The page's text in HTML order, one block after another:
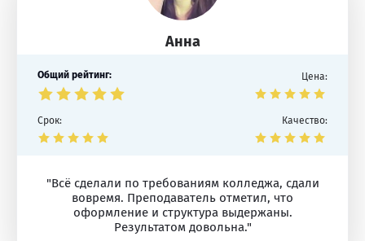
Анна
Общий рейтинг: Цена:
Срок: Качество:
"Всё сделали по требованиям колледжа, сдали
вовремя. Преподаватель отметил, что
оформление и структура выдержаны.
Результатом довольна."